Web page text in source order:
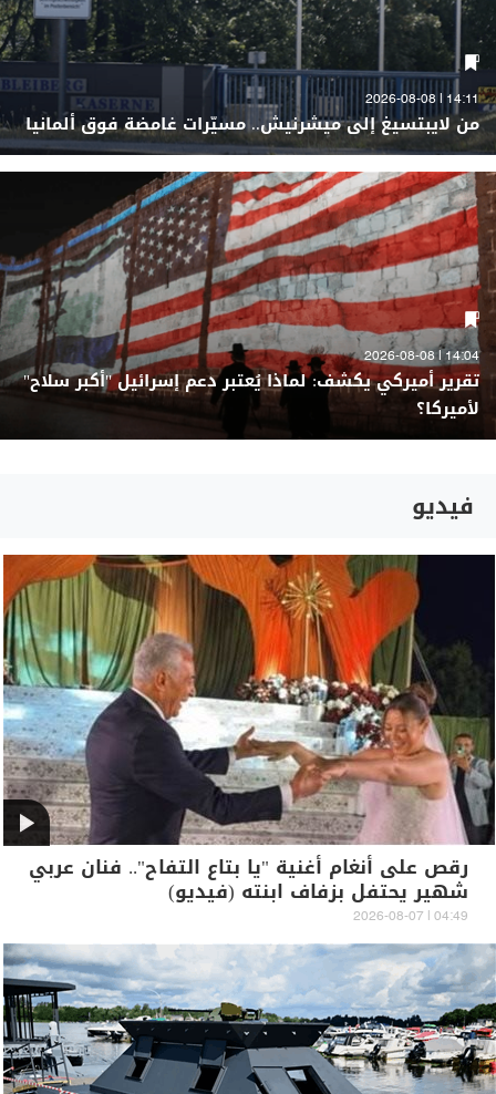
14:11 | 2026-08-08
من لايبتسيغ إلى ميشرنيش.. مسيّرات غامضة فوق ألمانيا
14:04 | 2026-08-08
تقرير أميركي يكشف: لماذا يُعتبر دعم إسرائيل "أكبر سلاح"
لأميركا؟
فيديو
رقص على أنغام أغنية "يا بتاع التفاح".. فنان عربي
شهير يحتفل بزفاف ابنته (فيديو)
04:49 | 2026-08-07